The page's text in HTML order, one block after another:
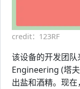
credit：123RF
该设备的开发团
Engineering (塔
出盐和酒精。现